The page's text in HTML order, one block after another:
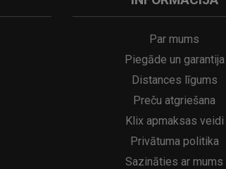
Par mums
Piegāde un garantija
Distances līgums
Preču atgriešana
Klix apmaksas veidi
Privātuma politika
Sazināties ar mums